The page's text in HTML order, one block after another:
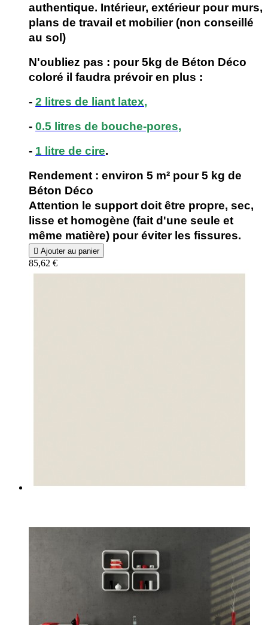
authentique. Intérieur, extérieur pour murs,
plans de travail et mobilier (non conseillé
au sol)
N'oubliez pas : pour 5kg de Béton Déco
coloré il faudra prévoir en plus :
- 2 litres de liant latex,
- 0.5 litres de bouche-pores,
- 1 litre de cire.
Rendement : environ 5 m² pour 5 kg de
Béton Déco
Attention le support doit être propre, sec,
lisse et homogène (fait d'une seule et
même matière) pour éviter les fissures.
 Ajouter au panier
85,62 €